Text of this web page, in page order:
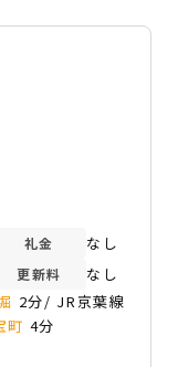
礼金 なし
更新料 なし
2分/ JR京葉線
町 4分